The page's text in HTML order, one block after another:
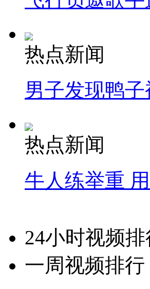
热点新闻
男子发现鸭
热点新闻
牛人练举重
24小时视频排
一周视频排行